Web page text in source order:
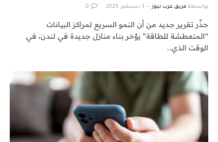
بواسطة فريق عرب نيوز 3 ديسمبر، 2025 0
حذّر تقرير جديد من أن النمو السريع لمراكز البيانات
“المتعطشة للطاقة” يؤخر بناء منازل جديدة في لندن، في
الوقت الذي…